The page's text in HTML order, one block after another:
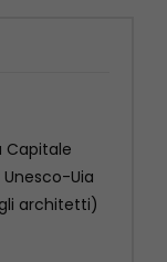
offre
potenza
un